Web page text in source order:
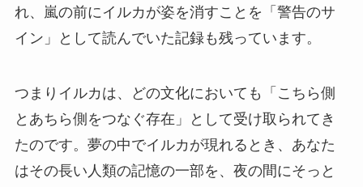
れ、嵐の前にイルカが姿を消すことを「警告のサ
イン」として読んでいた記録も残っています。
つまりイルカは、どの文化においても「こちら側
とあちら側をつなぐ存在」として受け取られてき
たのです。夢の中でイルカが現れるとき、あなた
はその長い人類の記憶の一部を、夜の間にそっと